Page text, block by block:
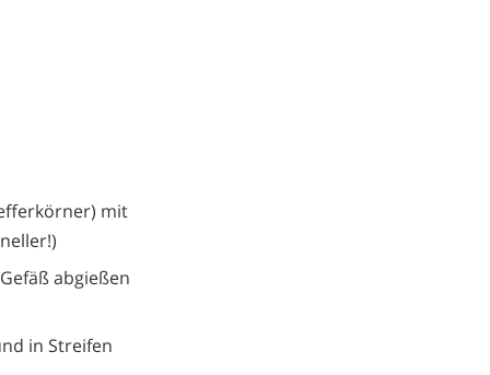
mit
abgießen
in Streifen